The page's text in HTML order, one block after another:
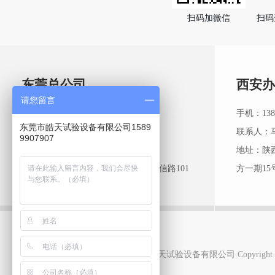
扫码加微信 扫
东莞总公司
热线：0769-81085066
手机：13662752676
地址：广东省东莞市常平镇九江水中信路101
西安
手机：
联系人：
地址：陕
方一期15
东莞市皓天试验设备有限公司
请您留言
东莞市皓天试验设备有限公司1589
9907907